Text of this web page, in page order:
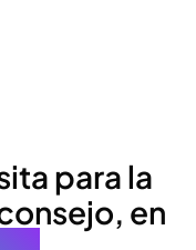
para la
en